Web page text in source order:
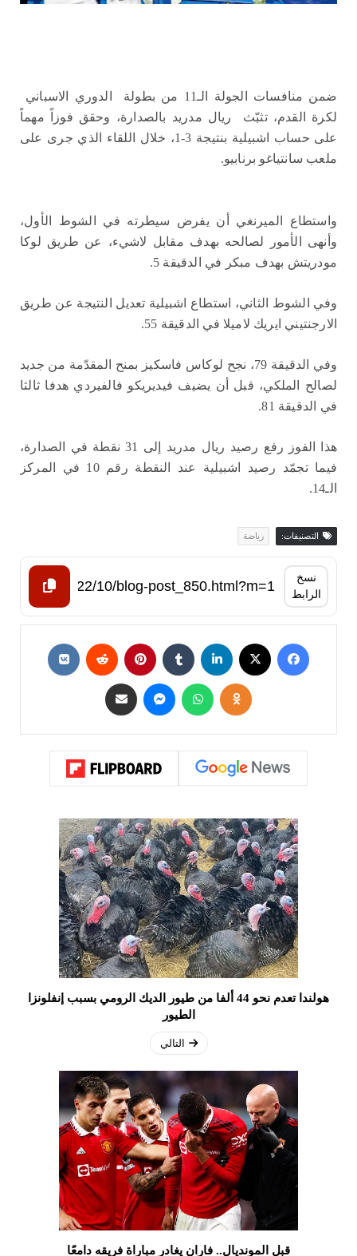
ضمن منافسات الجولة الـ11 من بطولة ​ الدوري الاسباني
لكرة القدم، تثبّث ​ ريال مدريد بالصدارة، وحقق فوزاً مهماً
على حساب ​اشبيلية
​ بنتيجة 3-1، خلال اللقاء الذي جرى على
ملعب سانتياغو برنابيو.
واستطاع الميرنغي أن يفرض سيطرته في الشوط الأول،
وأنهى الأمور لصالحه بهدف مقابل لاشيء، عن طريق لوكا
مودريتش بهدف مبكر في الدقيقة 5.
وفي الشوط الثاني، استطاع اشبيلية تعديل النتيجة عن طريق
الارجنتيني ايريك لاميلا في الدقيقة 55.
وفي الدقيقة 79، نجح لوكاس فاسكيز بمنح المقدّمة من جديد
لصالح الملكي، قبل أن يضيف فيديريكو فالفيردي هدفا ثالثا
في الدقيقة 81.
هذا الفوز رفع رصيد ريال مدريد إلى 31 نقطة في الصدارة،
فيما تجمّد رصيد اشبيلية عند النقطة رقم 10 في المركز
الـ14.
التصنيفات: رياضة
نسخ
الرابط
هولندا تعدم نحو 44 ألفا من طيور الديك الرومي بسبب إنفلونزا
الطيور
التالي
قبل المونديال.. فاران يغادر مباراة فريقه دامعًا